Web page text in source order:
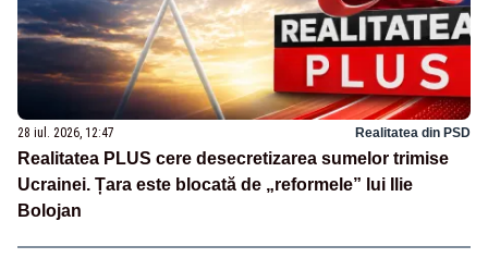
28 iul. 2026, 12:47 Realitatea din PSD
Realitatea PLUS cere desecretizarea sumelor trimise
Ucrainei. Țara este blocată de „reformele” lui Ilie
Bolojan